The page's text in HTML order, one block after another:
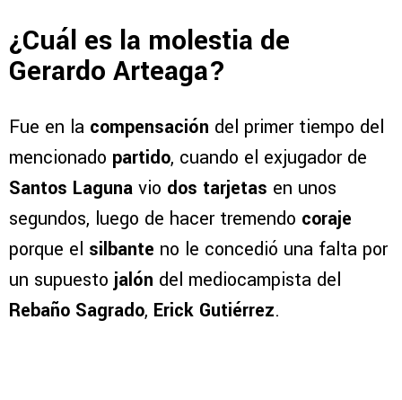
¿Cuál es la molestia de
Gerardo Arteaga?
Fue en la compensación del primer tiempo del
mencionado partido, cuando el exjugador de
Santos Laguna vio dos tarjetas en unos
segundos, luego de hacer tremendo coraje
porque el silbante no le concedió una falta por
un supuesto jalón del mediocampista del
Rebaño Sagrado, Erick Gutiérrez.